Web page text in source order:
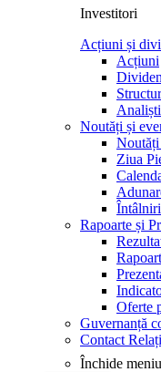
Investitori
Acțiuni și
Acțiuni
Analiști
Noutăți și
Ziua
Rapoarte și
Oferte
Guvernanță
Contact
Închide meniu